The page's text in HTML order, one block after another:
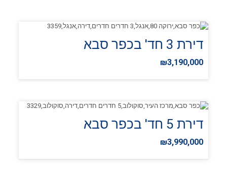
דירת 3 חד' בכפר סבא
₪3,190,000
דירת 5 חד' בכפר סבא
₪3,990,000